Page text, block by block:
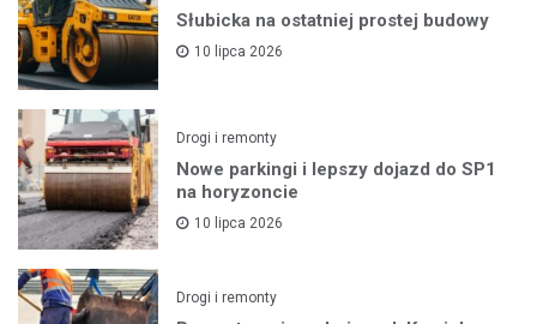
Słubicka na ostatniej prostej budowy
10 lipca 2026
Drogi i remonty
Nowe parkingi i lepszy dojazd do SP1
na horyzoncie
10 lipca 2026
Drogi i remonty